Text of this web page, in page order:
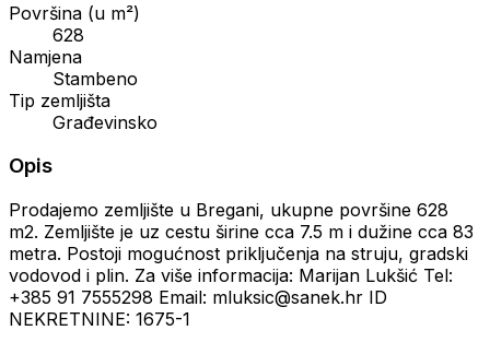
Površina (u m²)
628
Namjena
Stambeno
Tip zemljišta
Građevinsko
Opis
Prodajemo zemljište u Bregani, ukupne površine 628
m2. Zemljište je uz cestu širine cca 7.5 m i dužine cca 83
metra. Postoji mogućnost priključenja na struju, gradski
vodovod i plin. Za više informacija: Marijan Lukšić Tel:
+385 91 7555298 Email: mluksic@sanek.hr ID
NEKRETNINE: 1675-1